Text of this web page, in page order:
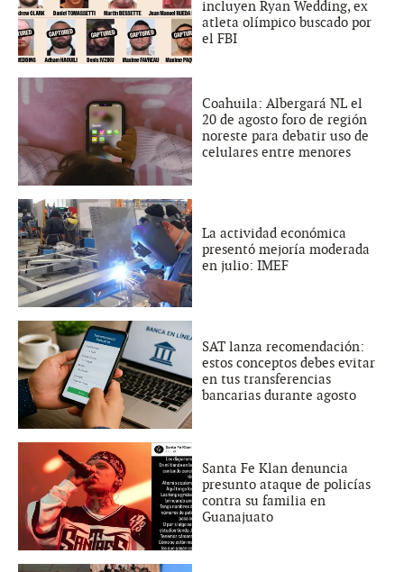
incluyen Ryan Wedding, ex
atleta olímpico buscado por
el FBI
Coahuila: Albergará NL el
20 de agosto foro de región
noreste para debatir uso de
celulares entre menores
La actividad económica
presentó mejoría moderada
en julio: IMEF
SAT lanza recomendación:
estos conceptos debes evitar
en tus transferencias
bancarias durante agosto
Santa Fe Klan denuncia
presunto ataque de policías
contra su familia en
Guanajuato